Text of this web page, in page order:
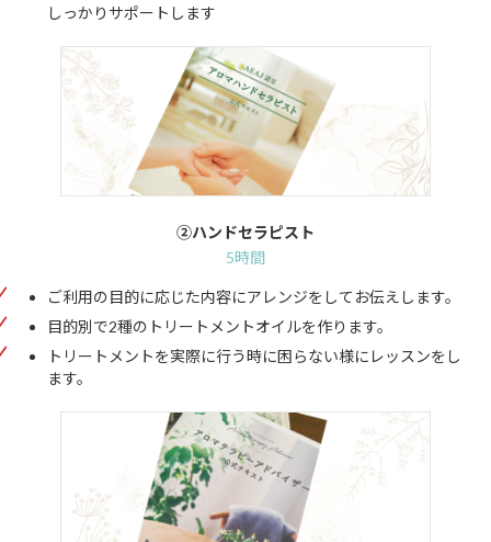
しっかりサポートします
➁ハンドセラピスト
5時間
ご利用の目的に応じた内容にアレンジをしてお伝えします。
目的別で2種のトリートメントオイルを作ります。
トリートメントを実際に行う時に困らない様にレッスンをし
ます。